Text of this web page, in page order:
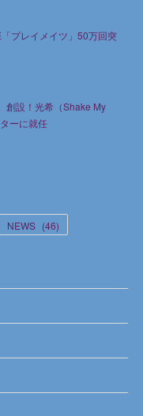
「プレイメイツ」50万回突
創設！光希（Shake My
ーに就任
NEWS (46)